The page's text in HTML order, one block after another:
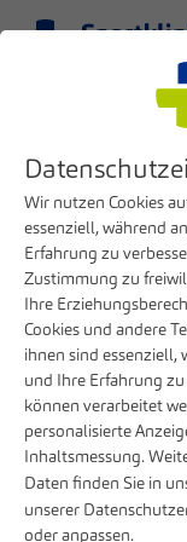
Tao
Arztprofil
Wir nutzen Cookies
essenziell, während
Erfahrung zu
Zustimmung zu
Ihre
Cookies und andere
ihnen sind essenziell,
und Ihre Erfahrung
können verarbeitet
personalisierte
Inhaltsmessung.
Daten finden Sie in
unserer
oder anpassen.